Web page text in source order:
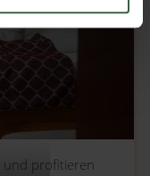
und profitieren